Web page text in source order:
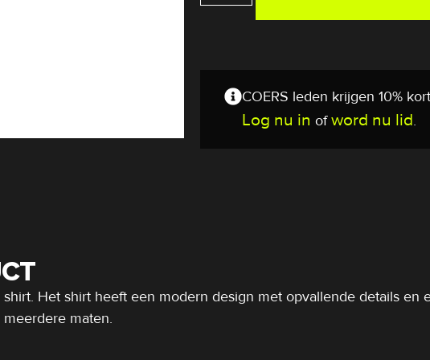
COERS leden krijgen 10%
Log nu in ofword nu lid.
Het shirt heeft een modern design met opvallende details
maten.